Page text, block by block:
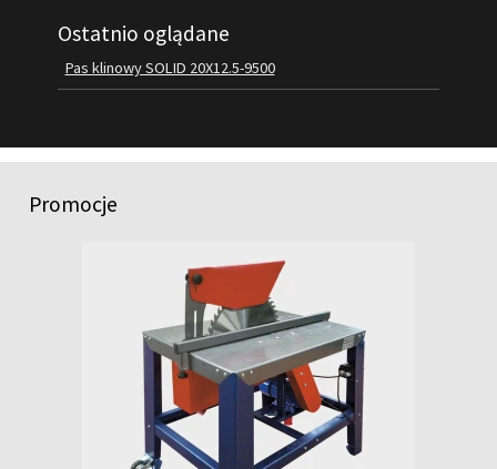
KONTAKT
Ostatnio oglądane
Pas klinowy SOLID 20X12.5-9500
Promocje